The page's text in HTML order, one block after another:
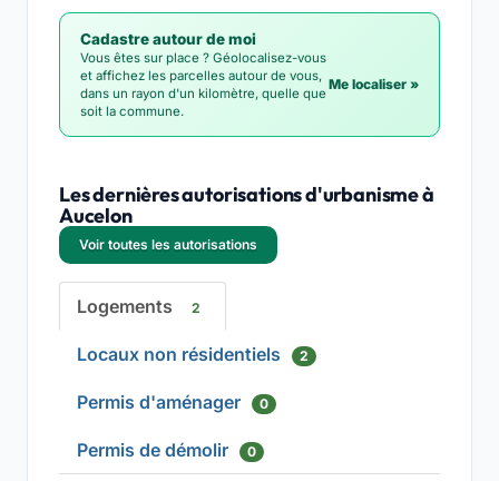
Cadastre autour de moi
Vous êtes sur place ? Géolocalisez-vous
et affichez les parcelles autour de vous,
dans un rayon d'un kilomètre, quelle que
soit la commune.
Me localiser »
Les dernières autorisations d'urbanisme à
Aucelon
Voir toutes les autorisations
Logements 2
Locaux non résidentiels 2
Permis d'aménager 0
Permis de démolir 0